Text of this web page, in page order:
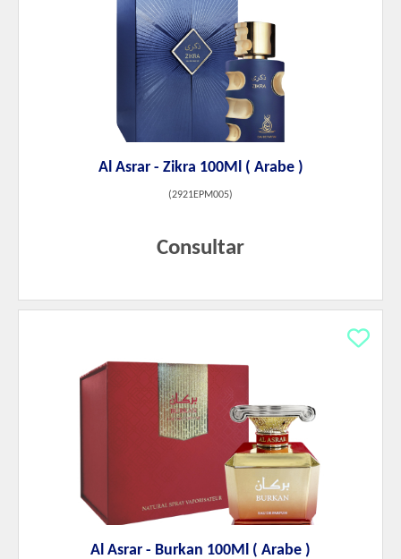
Al Asrar - Zikra 100Ml ( Arabe )
(2921EPM005)
Consultar
Al Asrar - Burkan 100Ml ( Arabe )